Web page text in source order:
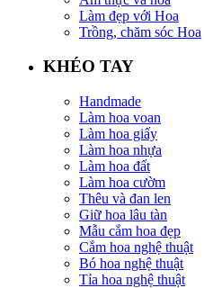
Làm đẹp với Hoa
Trồng, chăm sóc Hoa
KHÉO TAY
Handmade
Làm hoa voan
Làm hoa giấy
Làm hoa nhựa
Làm hoa đất
Làm hoa cườm
Thêu và đan len
Giữ hoa lâu tàn
Mẫu cắm hoa đẹp
Cắm hoa nghệ thuật
Bó hoa nghệ thuật
Tỉa hoa nghệ thuật